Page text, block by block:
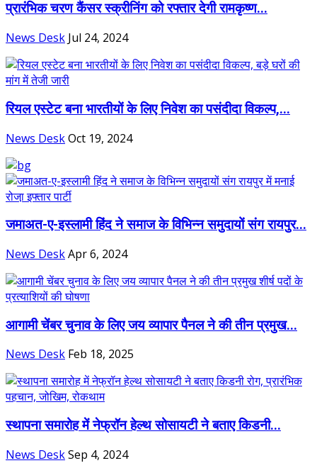
प्रारंभिक चरण कैंसर स्क्रीनिंग को रफ्तार देगी रामकृष्ण...
News Desk Jul 24, 2024
रियल एस्टेट बना भारतीयों के लिए निवेश का पसंदीदा विकल्प,...
News DeskOct 19, 2024
जमाअत-ए-इस्लामी हिंद ने समाज के विभिन्न समुदायों संग रायपुर...
News DeskApr 6, 2024
आगामी चेंबर चुनाव के लिए जय व्यापार पैनल ने की तीन प्रमुख...
News Desk Feb 18, 2025
स्थापना समारोह में नेफ्रॉन हेल्थ सोसायटी ने बताए किडनी...
News DeskSep 4, 2024